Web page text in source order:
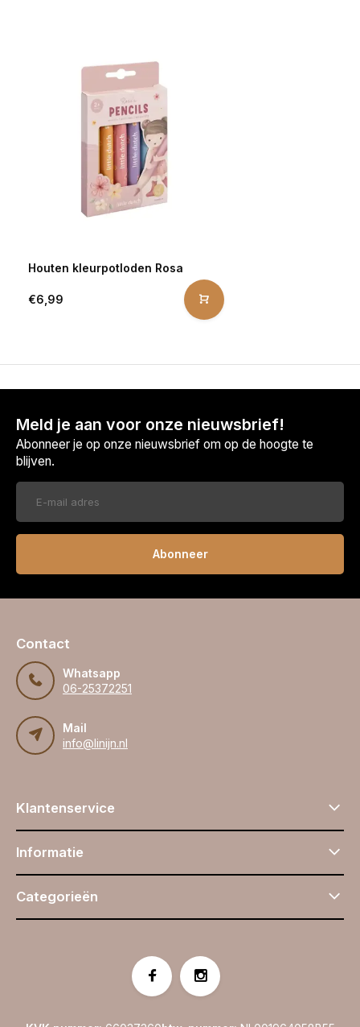
Houten kleurpotloden Rosa
€6,99
Meld je aan voor onze nieuwsbrief!
Abonneer je op onze nieuwsbrief om op de hoogte te
blijven.
Abonneer
Contact
Whatsapp
06-25372251
Mail
info@linijn.nl
Klantenservice
Informatie
Categorieën